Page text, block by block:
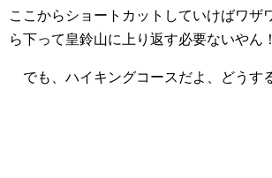
ここからショートカットしていけばワザ
ら下って皇鈴山に上り返す必要ないやん！
でも、ハイキングコースだよ、どうす